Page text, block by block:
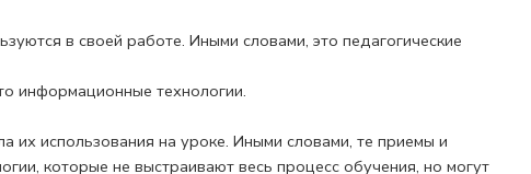
в своей работе. Иными словами, это пе­дагогические
информационные технологии.
их использования на уроке. Иными словами, те приемы и
которые не выстраивают весь процесс обучения, но могут